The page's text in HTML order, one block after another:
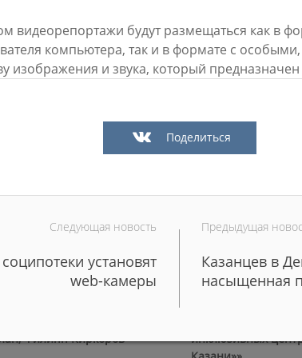
«Мы начали
инфраструктуру
В Казани выбрали
общественного
Филипп Киркоров
инклюзивных
видеорепортажи будут размещаться как в
компьютера, так и в формате с
изображения и звука, который
Поделиться
Следующая новость
установят
web-камеры
Предыдущая
Казанцев в
насыщенная